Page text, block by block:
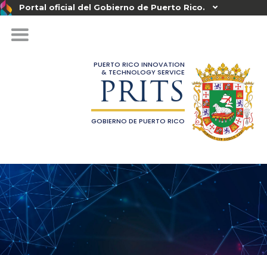
Portal oficial del Gobierno de Puerto Rico. 
PUERTO RICO INNOVATION
& TECHNOLOGY SERVICE
PRITS
GOBIERNO DE PUERTO RICO